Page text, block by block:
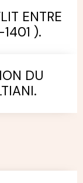
ENTRE
).
DU